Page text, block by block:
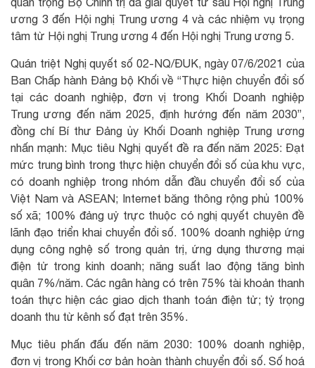
ương 3 đến Hội nghị Trung ương 4 và các nhiệm vụ trọng
tâm từ Hội nghị Trung ương 4 đến Hội nghị Trung ương 5.
Quán triệt Nghị quyết số 02-NQ/ĐUK, ngày 07/6/2021 của
Ban Chấp hành Đảng bộ Khối về “Thực hiện chuyển đổi số
tại các doanh nghiệp, đơn vị trong Khối Doanh nghiệp
Trung ương đến năm 2025, định hướng đến năm 2030”,
đồng chí Bí thư Đảng ủy Khối Doanh nghiệp Trung ương
nhấn mạnh: Mục tiêu Nghị quyết đề ra đến năm 2025: Đạt
mức trung bình trong thực hiện chuyển đổi số của khu vực,
có doanh nghiệp trong nhóm dẫn đầu chuyển đổi số của
Việt Nam và ASEAN; Internet băng thông rộng phủ 100%
số xã; 100% đảng uỷ trực thuộc có nghị quyết chuyên đề
lãnh đạo triển khai chuyển đổi số. 100% doanh nghiệp ứng
dụng công nghệ số trong quản trị, ứng dụng thương mại
điện tử trong kinh doanh; năng suất lao động tăng bình
quân 7%/năm. Các ngân hàng có trên 75% tài khoản thanh
toán thực hiện các giao dịch thanh toán điện tử; tỷ trọng
doanh thu từ kênh số đạt trên 35%.
Mục tiêu phấn đấu đến năm 2030: 100% doanh nghiệp,
đơn vị trong Khối cơ bản hoàn thành chuyển đổi số. Số hoá